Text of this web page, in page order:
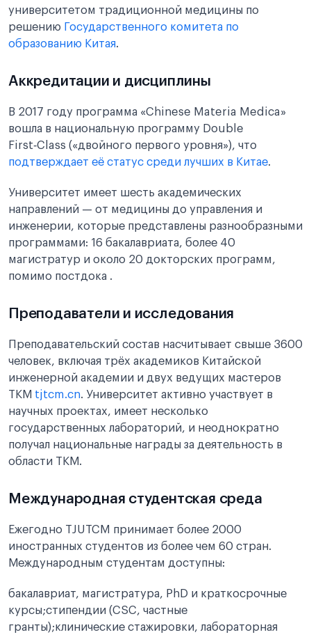
университетом традиционной медицины по
решению Государственного комитета по
образованию Китая.
Аккредитации и дисциплины
В 2017 году программа «Chinese Materia Medica»
вошла в национальную программу Double
First‑Class («двойного первого уровня»), что
подтверждает её статус среди лучших в Китае.
Университет имеет шесть академических
направлений — от медицины до управления и
инженерии, которые представлены разнообразными
программами: 16 бакалавриата, более 40
магистратур и около 20 докторских программ,
помимо постдока .
Преподаватели и исследования
Преподавательский состав насчитывает свыше 3600
человек, включая трёх академиков Китайской
инженерной академии и двух ведущих мастеров
ТКМ tjtcm.cn. Университет активно участвует в
научных проектах, имеет несколько
государственных лабораторий, и неоднократно
получал национальные награды за деятельность в
области ТКМ.
Международная студентская среда
Ежегодно TJUTCM принимает более 2000
иностранных студентов из более чем 60 стран.
Международным студентам доступны:
бакалавриат, магистратура, PhD и краткосрочные
курсы;стипендии (CSC, частные
гранты);клинические стажировки, лабораторная